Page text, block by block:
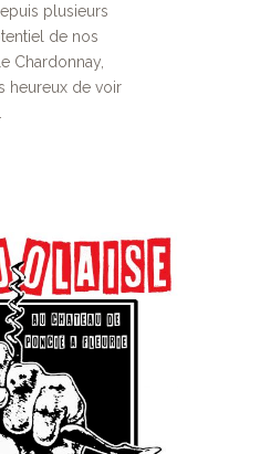
plusieurs
de nos
Chardonnay,
heureux de voir